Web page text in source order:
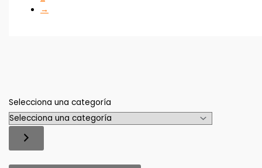
Selecciona una categoría
→